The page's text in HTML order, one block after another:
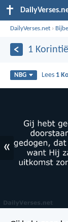
DailyVerses.net ›
1
NBG Lees 1
«